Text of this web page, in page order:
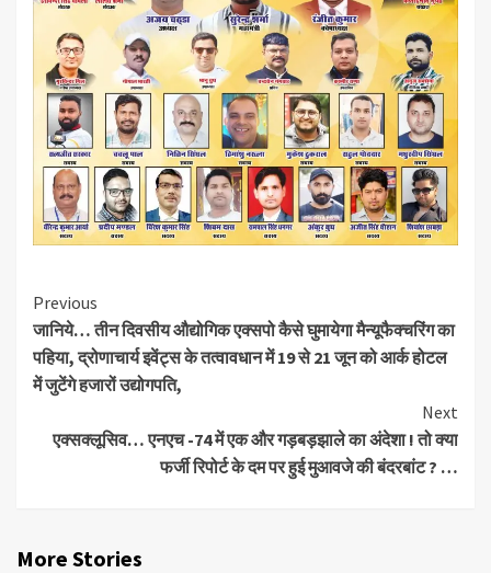
Continue
Reading
Previous
जानिये… तीन दिवसीय औद्योगिक एक्सपो कैसे घुमायेगा मैन्यूफैक्चरिंग का
पहिया, द्रोणाचार्य इवेंट्स के तत्वावधान में 19 से 21 जून को आर्क होटल
में जुटेंगे हजारों उद्योगपति,
Next
एक्सक्लूसिव… एनएच -74 में एक और गड़बड़झाले का अंदेशा ! तो क्या
फर्जी रिपोर्ट के दम पर हुई मुआवजे की बंदरबांट ? …
More Stories